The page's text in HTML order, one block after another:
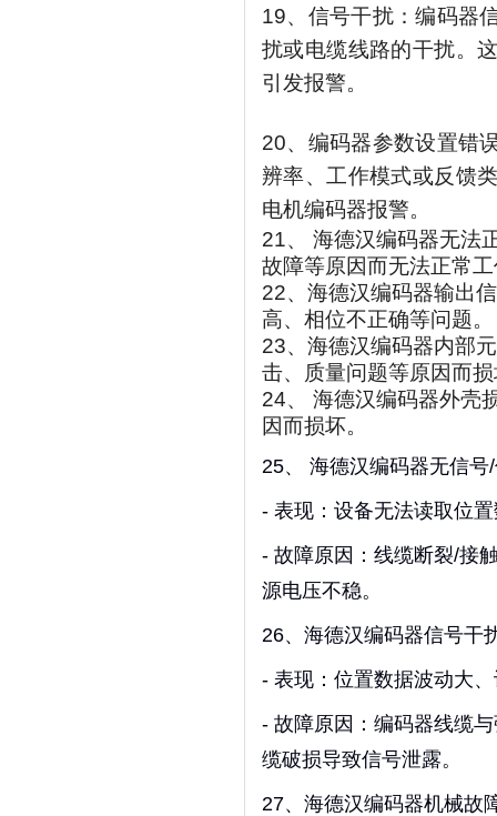
19、信号干扰：编码器
扰或电缆线路的干扰。
引发报警。
20、编码器参数设置错
辨率、工作模式或反馈
电机编码器报警。
21、 海德汉编码器无法
故障等原因而无法正常
22、 海德汉编码器输出
高、相位不正确等问题。
23、海德汉编码器内部
击、质量问题等原因而
24、 海德汉编码器外壳
因而损坏。
25、 海德汉编码器无信号
- 表现：设备无法读取位
- 故障原因：线缆断裂/接
源电压不稳。
26、海德汉编码器信号干
- 表现：位置数据波动大
- 故障原因：编码器线缆
缆破损导致信号泄露。
27、海德汉编码器机械故